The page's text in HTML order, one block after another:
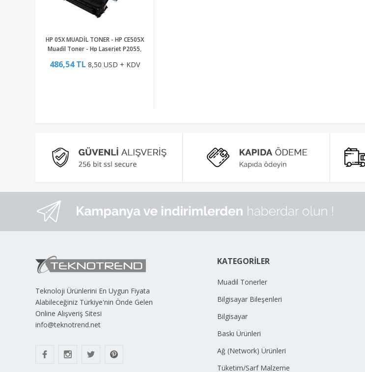
HP 05X MUADİL TONER - HP CE505X
Muadil Toner - Hp Laserjet P2055,
486,54 TL 8,50 USD + KDV
Teknoloji Ürünlerini En Uygun Fiyata
Alabileceğiniz Türkiye'nin Önde Gelen
Online Alışveriş Sitesi
info@teknotrend.net
KATEGORİLER
Muadil Tonerler
Bilgisayar Bileşenleri
Bilgisayar
Baskı Ürünleri
Ağ (Network) Ürünleri
Tüketim/Sarf Malzeme